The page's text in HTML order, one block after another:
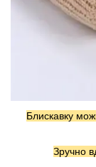
Блискавку
Зручно